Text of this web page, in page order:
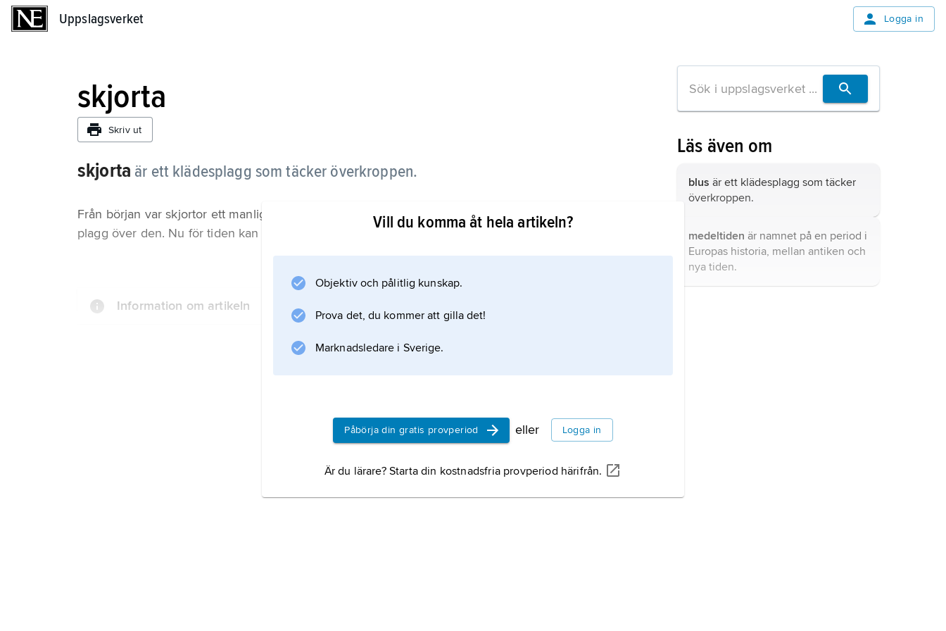
Uppslagsverket Logga in
skjorta
Skriv ut
skjorta är ett klädesplagg som täcker överkroppen.
Från början var skjortor ett manligt underplagg, men numera behöver man inte ha andra
plagg över den. Nu för tiden kan även kvinnor bära skjorta.
Information om artikeln
Vill du komma åt hela artikeln?
Objektiv och pålitlig kunskap.
Prova det, du kommer att gilla det!
Marknadsledare i Sverige.
Påbörja din gratis provperiod eller Logga in
Är du lärare? Starta din kostnadsfria provperiod härifrån.
Läs även om
blus är ett klädesplagg som täcker
överkroppen.
medeltiden är namnet på en period i
Europas historia, mellan antiken och
nya tiden.